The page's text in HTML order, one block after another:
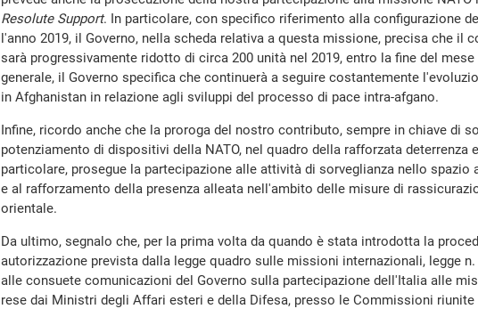
Resolute Support. In particolare, con specifico riferimento alla configurazione
l'anno 2019, il Governo, nella scheda relativa a questa missione, precisa che il
sarà progressivamente ridotto di circa 200 unità nel 2019, entro la fine del
generale, il Governo specifica che continuerà a seguire costantemente
in Afghanistan in relazione agli sviluppi del processo di pace intra-afgano.
Infine, ricordo anche che la proroga del nostro contributo, sempre in chiave di
potenziamento di dispositivi della NATO, nel quadro della rafforzata deterrenza
particolare, prosegue la partecipazione alle attività di sorveglianza nello spazio
e al rafforzamento della presenza alleata nell'ambito delle misure di
orientale.
Da ultimo, segnalo che, per la prima volta da quando è stata introdotta la
autorizzazione prevista dalla legge quadro sulle missioni internazionali, legge
alle consuete comunicazioni del Governo sulla partecipazione dell'Italia alle
rese dai Ministri degli Affari esteri e della Difesa, presso le Commissioni